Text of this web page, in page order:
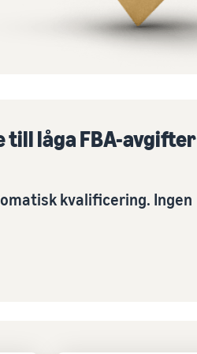
låga FBA-avgifter
kvalificering. Ingen